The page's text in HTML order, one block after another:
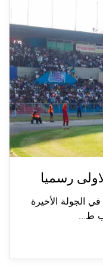
رسميا
طرابلس على السلام زغرتا 1-0، في الجولة الأخيرة
ط...